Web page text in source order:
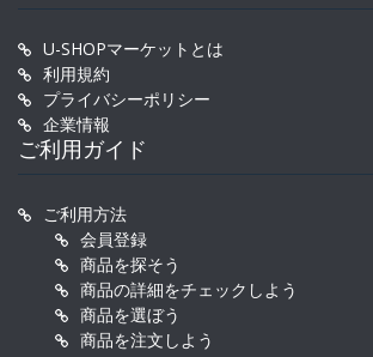
U-SHOPマーケットとは
利用規約
プライバシーポリシー
企業情報
ご利用ガイド
ご利用方法
会員登録
商品を探そう
商品の詳細をチェックしよう
商品を選ぼう
商品を注文しよう